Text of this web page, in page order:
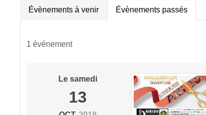
Évènements à venir Évènements passés
1 événement
Lesamedi
13